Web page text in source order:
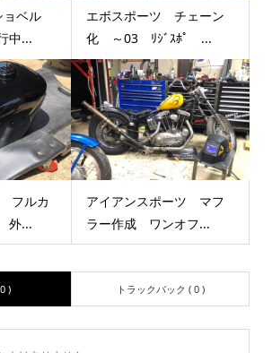
ベル
中...
エボスポーツ チェーン
化 ～03 ﾘｼﾞｽﾎﾟ ...
フルカ
外...
アイアンスポーツ マフ
ラー作成 ワンオフ...
) トラックバック ( 0 )